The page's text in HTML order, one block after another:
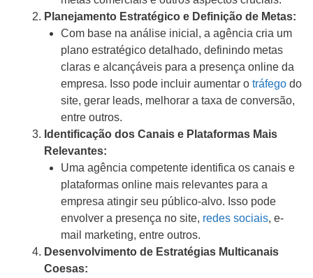
Planejamento Estratégico e Definição de Metas:
Com base na análise inicial, a agência cria um
plano estratégico detalhado, definindo metas
claras e alcançáveis para a presença online da
empresa. Isso pode incluir aumentar o tráfego do
site, gerar leads, melhorar a taxa de conversão,
entre outros.
Identificação dos Canais e Plataformas Mais
Relevantes:
Uma agência competente identifica os canais e
plataformas online mais relevantes para a
empresa atingir seu público-alvo. Isso pode
envolver a presença no site, redes sociais, e-
mail marketing, entre outros.
Desenvolvimento de Estratégias Multicanais
Coesas: